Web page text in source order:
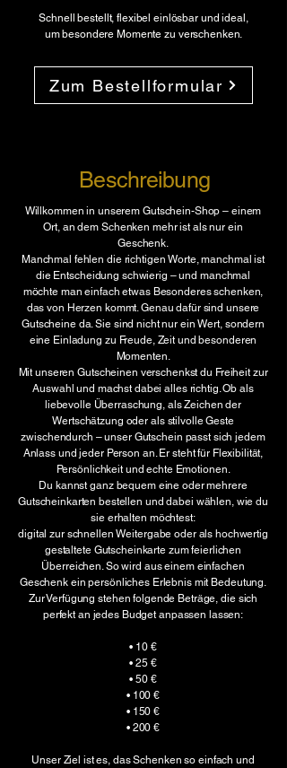
Schnell bestellt, flexibel einlösbar und ideal,
um besondere Momente zu verschenken.
Zum Bestellformular
Beschreibung
Willkommen in unserem Gutschein-Shop – einem
Ort, an dem Schenken mehr ist als nur ein
Geschenk.
Manchmal fehlen die richtigen Worte, manchmal ist
die Entscheidung schwierig – und manchmal
möchte man einfach etwas Besonderes schenken,
das von Herzen kommt. Genau dafür sind unsere
Gutscheine da. Sie sind nicht nur ein Wert, sondern
eine Einladung zu Freude, Zeit und besonderen
Momenten.
Mit unseren Gutscheinen verschenkst du Freiheit zur
Auswahl und machst dabei alles richtig. Ob als
liebevolle Überraschung, als Zeichen der
Wertschätzung oder als stilvolle Geste
zwischendurch – unser Gutschein passt sich jedem
Anlass und jeder Person an. Er steht für Flexibilität,
Persönlichkeit und echte Emotionen.
Du kannst ganz bequem eine oder mehrere
Gutscheinkarten bestellen und dabei wählen, wie du
sie erhalten möchtest:
digital zur schnellen Weitergabe oder als hochwertig
gestaltete Gutscheinkarte zum feierlichen
Überreichen. So wird aus einem einfachen
Geschenk ein persönliches Erlebnis mit Bedeutung.
Zur Verfügung stehen folgende Beträge, die sich
perfekt an jedes Budget anpassen lassen:
• 10 €
• 25 €
• 50 €
• 100 €
• 150 €
• 200 €
Unser Ziel ist es, das Schenken so einfach und